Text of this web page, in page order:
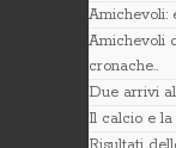
Amichevoli:
Amichevoli
cronache..
Due arrivi
Il calcio e